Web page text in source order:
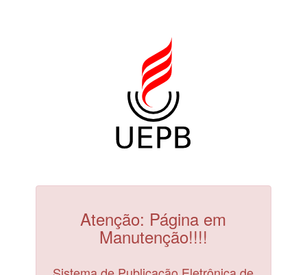
Atenção: Página em
Manutenção!!!!